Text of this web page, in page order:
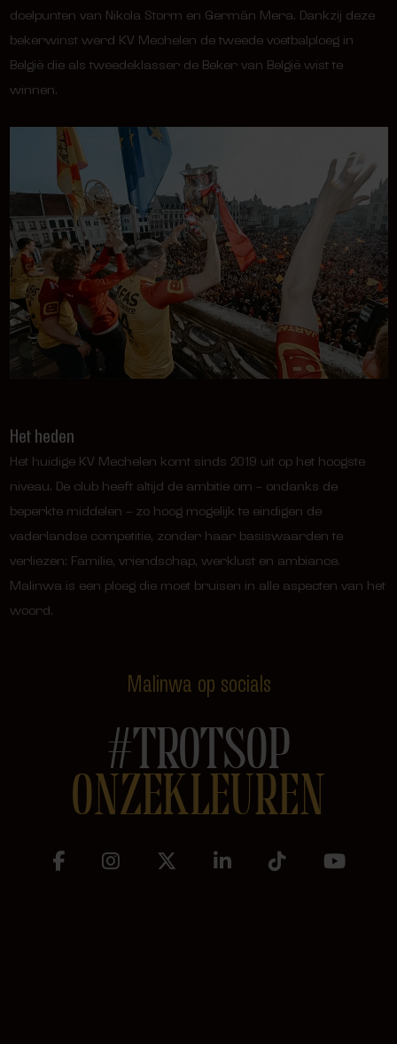
doelpunten van Nikola Storm en Germán Mera. Dankzij deze
bekerwinst werd KV Mechelen de tweede voetbalploeg in
België die als tweedeklasser de Beker van België wist te
winnen.
Het heden
Het huidige KV Mechelen komt sinds 2019 uit op het hoogste
niveau. De club heeft altijd de ambitie om – ondanks de
beperkte middelen – zo hoog mogelijk te eindigen de
vaderlandse competitie, zonder haar basiswaarden te
verliezen: Familie, vriendschap, werklust en ambiance.
Malinwa is een ploeg die moet bruisen in alle aspecten van het
woord.
Malinwa op socials
#TROTSOP
ONZEKLEUREN